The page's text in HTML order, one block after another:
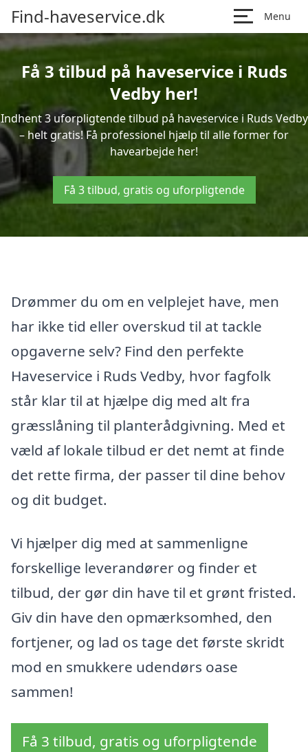
Find-haveservice.dk Menu
Få 3 tilbud på haveservice i Ruds
Vedby her!
Indhent 3 uforpligtende tilbud på haveservice i Ruds Vedby
– helt gratis! Få professionel hjælp til alle former for
havearbejde her!
Få 3 tilbud, gratis og uforpligtende
Drømmer du om en velplejet have, men
har ikke tid eller overskud til at tackle
opgaverne selv? Find den perfekte
Haveservice i Ruds Vedby, hvor fagfolk
står klar til at hjælpe dig med alt fra
græsslåning til planterådgivning. Med et
væld af lokale tilbud er det nemt at finde
det rette firma, der passer til dine behov
og dit budget.
Vi hjælper dig med at sammenligne
forskellige leverandører og finder et
tilbud, der gør din have til et grønt fristed.
Giv din have den opmærksomhed, den
fortjener, og lad os tage det første skridt
mod en smukkere udendørs oase
sammen!
Få 3 tilbud, gratis og uforpligtende